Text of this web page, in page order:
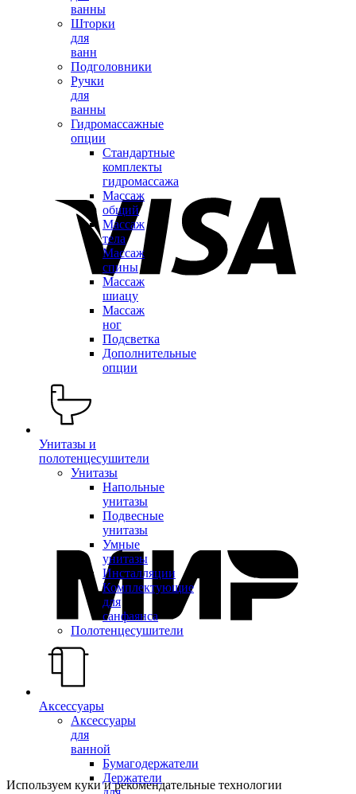
ванны
Шторки
для
ванн
Подголовники
Ручки
для
ванны
Гидромассажные
опции
Стандартные
комплекты
гидромассажа
Массаж
общий
Массаж
тела
Массаж
спины
Массаж
шиацу
Массаж
ног
Подсветка
Дополнительные
опции
Унитазы и
полотенцесушители
Унитазы
Напольные
унитазы
Подвесные
унитазы
Умные
унитазы
Инсталляции
Комплектующие
для
санфаянса
Полотенцесушители
Аксессуары
Аксессуары
для
ванной
Бумагодержатели
Держатели
Используем куки и рекомендательные технологии